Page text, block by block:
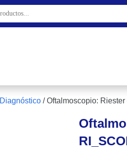
Diagnóstico /Oftalmoscopio: